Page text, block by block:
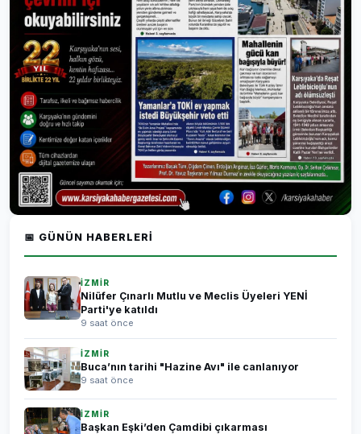
📅 GÜNÜN HABERLERI
İZMİR
Nilüfer Çınarlı Mutlu ve Meclis Üyeleri YENİ
Parti'ye katıldı
9 saat önce
İZMİR
Buca’nın tarihi "Hazine Avı" ile canlanıyor
9 saat önce
İZMİR
Başkan Eşki’den Çamdibi çıkarması